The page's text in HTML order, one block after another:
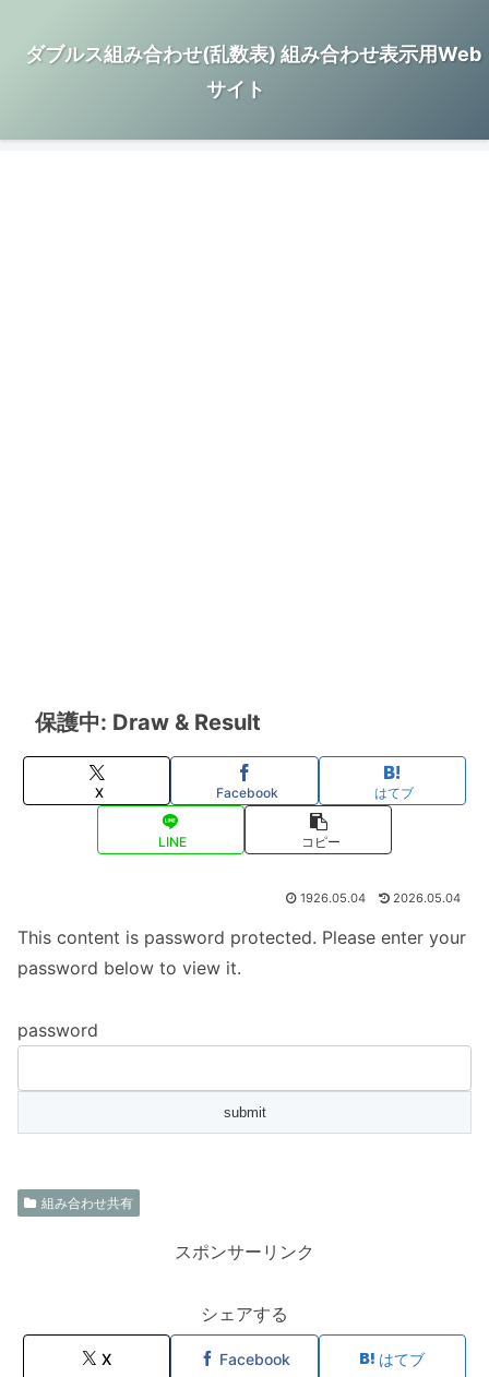
ダブルス組み合わせ(乱数表) 組み合わせ表示用Web
サイト
保護中: Draw & Result
X Facebook はてブ
LINE コピー
1926.05.04 2026.05.04
This content is password protected. Please enter your
password below to view it.
password
組み合わせ共有
スポンサーリンク
シェアする
X Facebook はてブ